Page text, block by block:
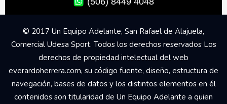
© 2017 Un Equipo Adelante, San Rafael de Alajuela,
Comercial Udesa Sport. Todos los derechos reservados Los
derechos de propiedad intelectual del web
everardoherrera.com, su código fuente, diseño, estructura de
navegación, bases de datos y los distintos elementos en él
contenidos son titularidad de Un Equipo Adelante a quien